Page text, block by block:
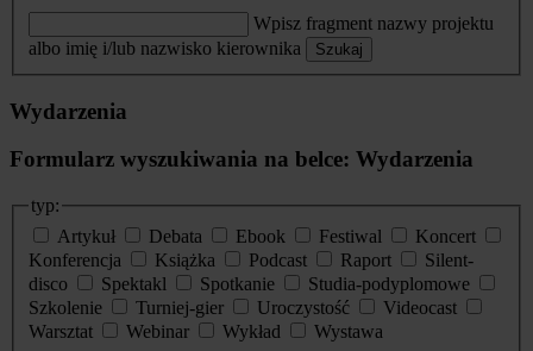
Wpisz fragment nazwy projektu
albo imię i/lub nazwisko kierownika
Szukaj
Wydarzenia
Formularz wyszukiwania na belce: Wydarzenia
typ:
Artykuł
Debata Ebook Festiwal
Koncert
Konferencja
Książka Podcast Raport
Silent-
disco
Spektakl Spotkanie
Studia-podyplomowe
Szkolenie
Turniej-gier Uroczystość
Videocast
Warsztat
Webinar Wykład
Wystawa